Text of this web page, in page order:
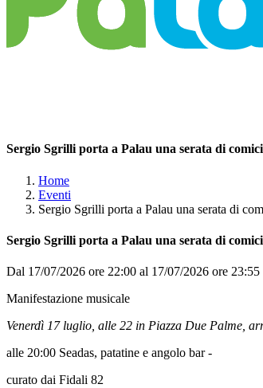
Sergio Sgrilli porta a Palau una serata di
Home
Eventi
Sergio Sgrilli porta a Palau una serata di
Sergio Sgrilli porta a Palau una serata di
Dal 17/07/2026 ore 22:00 al 17/07/2026 ore 23:55
Manifestazione musicale
Venerdì 17 luglio, alle 22 in Piazza Due Palme,
alle 20:00 Seadas, patatine e angolo bar -
curato dai Fidali 82